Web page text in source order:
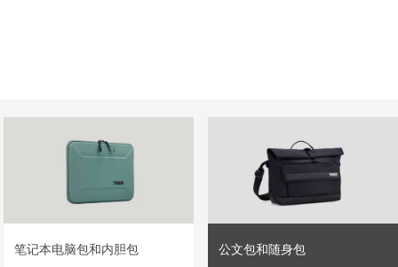
笔记本电脑包和内胆包 公文包和随身包